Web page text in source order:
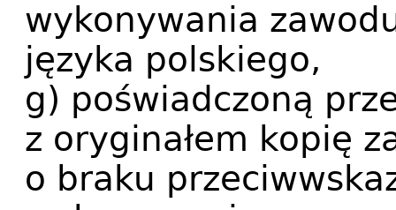
wykonywania
języka polskiego,
g) poświadczoną
z oryginałem kopię
o braku